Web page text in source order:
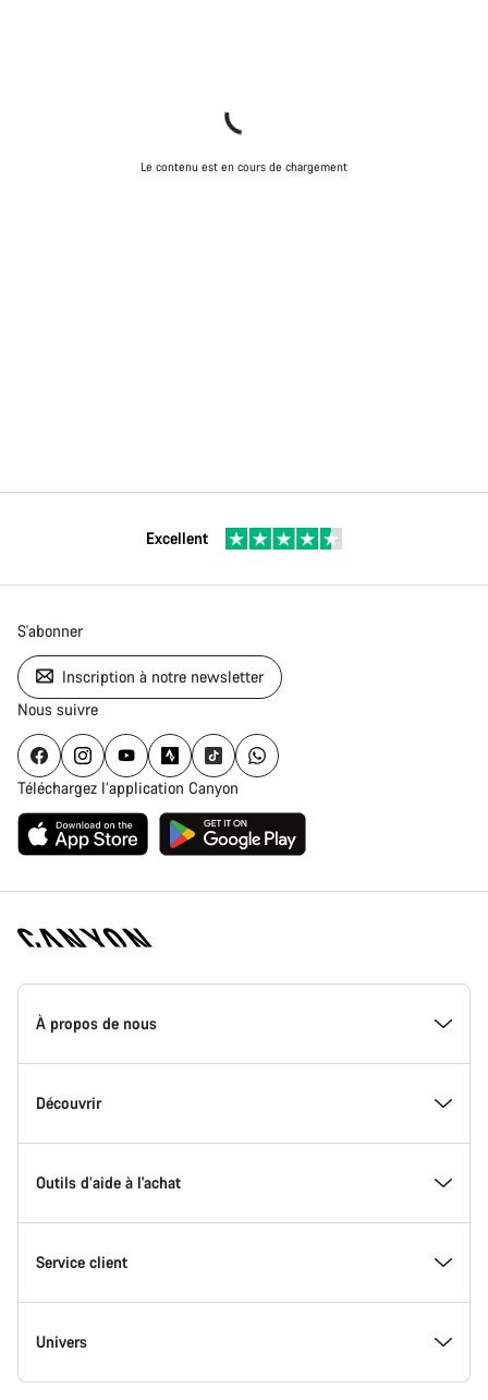
Le contenu est en cours de chargement
Excellent
S'abonner
Inscription à notre newsletter
Nous suivre
Téléchargez l’application Canyon
Page
d'accueil
Canyon
-
Canyon
À propos de nous
Découvrir
Outils d’aide à l'achat
Service client
Univers